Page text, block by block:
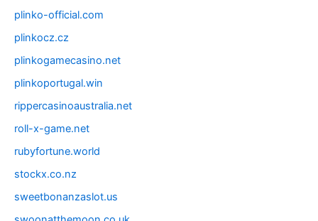
plinko-official.com
plinkocz.cz
plinkogamecasino.net
plinkoportugal.win
rippercasinoaustralia.net
roll-x-game.net
rubyfortune.world
stockx.co.nz
sweetbonanzaslot.us